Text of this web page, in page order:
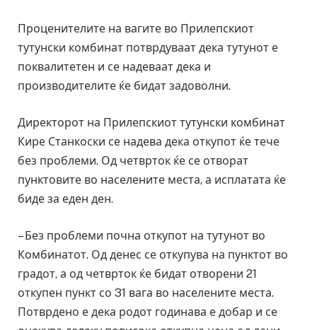
Проценителите на вагите во Прилепскиот
тутунски комбинат потврдуваат дека тутунот е
поквалитетен и се надеваат дека и
производителите ќе бидат задоволни.
Директорот на Прилепскиот тутунски комбинат
Кире Станкоски се надева дека откупот ќе тече
без проблеми. Од четврток ќе се отворат
пунктовите во населените места, а исплатата ќе
биде за еден ден.
– Без проблеми почна откупот на тутунот во
Комбинатот. Од денес се откупува на пунктот во
градот, а од четврток ќе бидат отворени 21
откупен пункт со 31 вага во населените места.
Потврдено е дека родот годинава е добар и се